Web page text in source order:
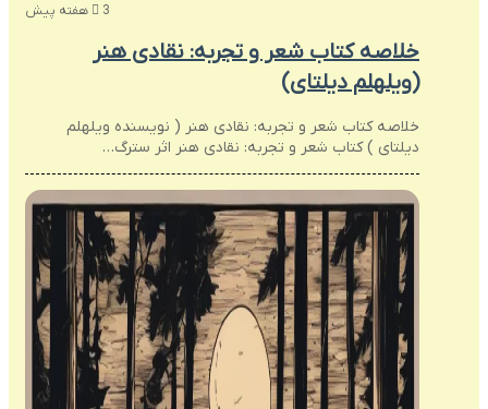
3 هفته پیش
خلاصه کتاب شعر و تجربه: نقادی هنر
(ویلهلم دیلتای)
خلاصه کتاب شعر و تجربه: نقادی هنر ( نویسنده ویلهلم
دیلتای ) کتاب شعر و تجربه: نقادی هنر اثر سترگ…